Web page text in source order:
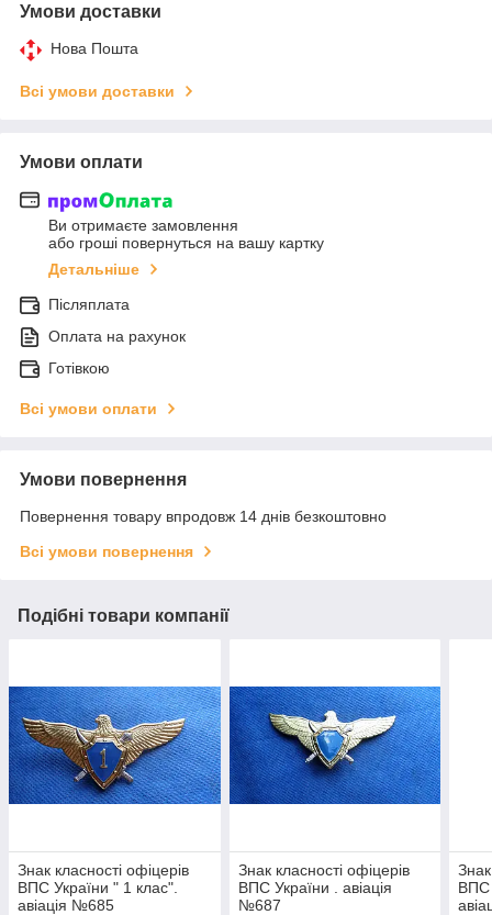
Умови доставки
Нова Пошта
Всі умови доставки
Умови оплати
Ви отримаєте замовлення
або гроші повернуться на вашу картку
Детальніше
Післяплата
Оплата на рахунок
Готівкою
Всі умови оплати
Умови повернення
Повернення товару впродовж 14 днів безкоштовно
Всі умови повернення
Подібні товари компанії
Знак класності офіцерів
ВПС України " 1 клас".
авіація №685
Знак класності офіцерів
ВПС України . авіація
№687
ВПС